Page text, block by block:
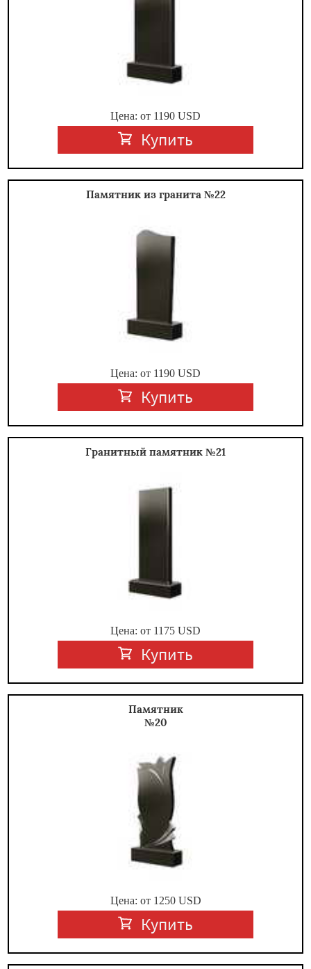
Цена: от 1190 USD
Купить
Памятник из гранита №22
Цена: от 1190 USD
Купить
Гранитный памятник №21
Цена: от 1175 USD
Купить
Памятник
№20
Цена: от 1250USD
Купить